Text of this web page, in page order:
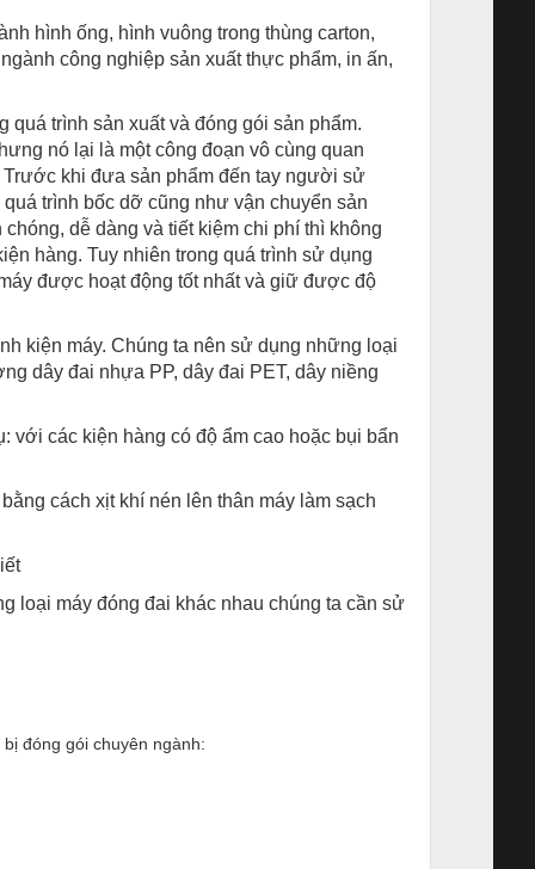
hình ống, hình vuông trong thùng carton,
công nghiệp sản xuất thực phẩm, in ấn,
trình sản xuất và đóng gói sản phẩm.
nó lại là một công đoạn vô cùng quan
khi đưa sản phẩm đến tay người sử
trình bốc dỡ cũng như vận chuyển sản
dễ dàng và tiết kiệm chi phí thì không
hàng. Tuy nhiên trong quá trình sử dụng
được hoạt động tốt nhất và giữ được độ
kiện máy. Chúng ta nên sử dụng những loại
dây đai nhựa PP, dây đai PET, dây niềng
các kiện hàng có độ ẩm cao hoặc bụi bẩn
cách xịt khí nén lên thân máy làm sạch
loại máy đóng đai khác nhau chúng ta cần sử
đóng gói chuyên ngành: